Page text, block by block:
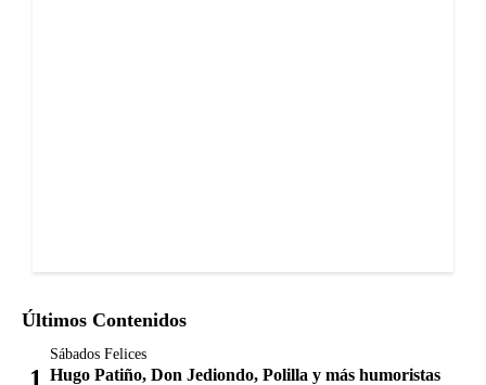
Últimos Contenidos
Sábados Felices
Hugo Patiño, Don Jediondo, Polilla y más humoristas